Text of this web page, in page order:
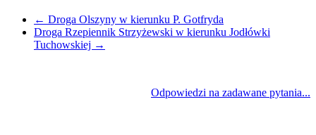
← Droga Olszyny w kierunku P. Gotfryda
Droga Rzepiennik Strzyżewski w kierunku Jodłówki
Tuchowskiej →
Odpowiedzi na zadawane pytania...